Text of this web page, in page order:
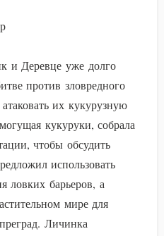
и Деревце уже долго
против зловредного
их кукурузную
кукуруки, собрала
чтобы обсудить
использовать
ловких барьеров, а
мире для
Личинка